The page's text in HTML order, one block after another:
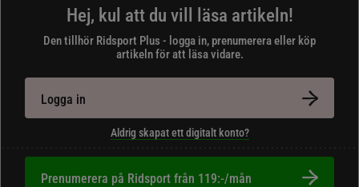
Hej, kul att du vill läsa artikeln!
Den tillhör Ridsport Plus - logga in, prenumerera eller köp
artikeln för att läsa vidare.
Logga in
Aldrig skapat ett digitalt konto?
Prenumerera på Ridsport från 119:-/mån